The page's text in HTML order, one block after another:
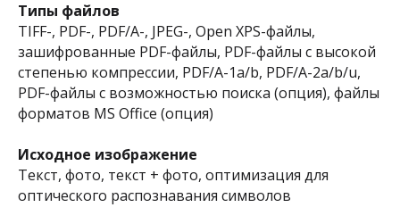
Типы файлов
TIFF-, PDF-, PDF/A-, JPEG-, Open XPS-файлы,
зашифрованные PDF-файлы, PDF-файлы с высокой
степенью компрессии, PDF/A-1a/b, PDF/A-2a/b/u,
PDF-файлы с возможностью поиска (опция), файлы
форматов MS Office (опция)
Исходное изображение
Текст, фото, текст + фото, оптимизация для
оптического распознавания символов